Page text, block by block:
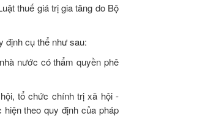
thuế giá trị gia tăng do Bộ
định cụ thể như sau:
nước có thẩm quyền phê
tổ chức chính trị xã hội -
theo quy định của pháp